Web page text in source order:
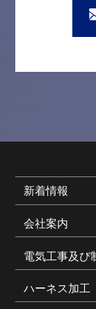
新着情報
会社案内
電気工事及び
ハーネス加工